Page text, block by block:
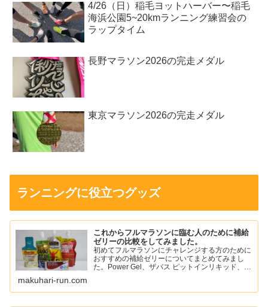
4/26（日）稲毛ヨットハーバー〜稲毛
海浜公園5~20kmランニング練習会の
ラップタイム
長野マラソン2026の完走メダル
東京マラソン2026の完走メダル
ランニングに役立つグッズ
これからフルマラソンに臨む人のために補給
ゼリーの比較をしてみました。
初めてフルマラソンにチャレンジする方のために
おすすめの補給ゼリーについてまとめてみまし
た。Power Gel、ザバス ピットインリキッド、ア
など。
makuhari-run.com